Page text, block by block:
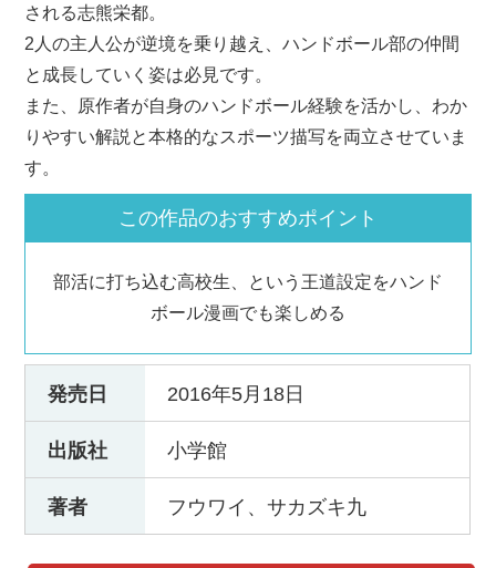
される志熊栄都。
2人の主人公が逆境を乗り越え、ハンドボール部の仲間
と成長していく姿は必見です。
また、原作者が自身のハンドボール経験を活かし、わか
りやすい解説と本格的なスポーツ描写を両立させていま
す。
この作品のおすすめポイント
部活に打ち込む高校生、という王道設定をハンド
ボール漫画でも楽しめる
発売日 2016年5月18日
出版社 小学館
著者 フウワイ、サカズキ九